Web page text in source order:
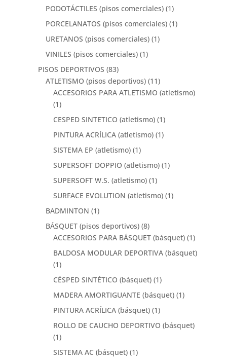
PODOTÁCTILES (pisos comerciales) (1)
PORCELANATOS (pisos comerciales) (1)
URETANOS (pisos comerciales) (1)
VINILES (pisos comerciales) (1)
PISOS DEPORTIVOS (83)
ATLETISMO (pisos deportivos) (11)
ACCESORIOS PARA ATLETISMO (atletismo)
(1)
CESPED SINTETICO (atletismo) (1)
PINTURA ACRÍLICA (atletismo) (1)
SISTEMA EP (atletismo) (1)
SUPERSOFT DOPPIO (atletismo) (1)
SUPERSOFT W.S. (atletismo) (1)
SURFACE EVOLUTION (atletismo) (1)
BADMINTON (1)
BÁSQUET (pisos deportivos) (8)
ACCESORIOS PARA BÁSQUET (básquet) (1)
BALDOSA MODULAR DEPORTIVA (básquet)
(1)
CÉSPED SINTÉTICO (básquet) (1)
MADERA AMORTIGUANTE (básquet) (1)
PINTURA ACRÍLICA (básquet) (1)
ROLLO DE CAUCHO DEPORTIVO (básquet)
(1)
SISTEMA AC (básquet) (1)